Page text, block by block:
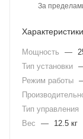
За
Характеристики
Мощность —
Тип установки
Режим работы
Тип управления
Вес
— 12.5 кг